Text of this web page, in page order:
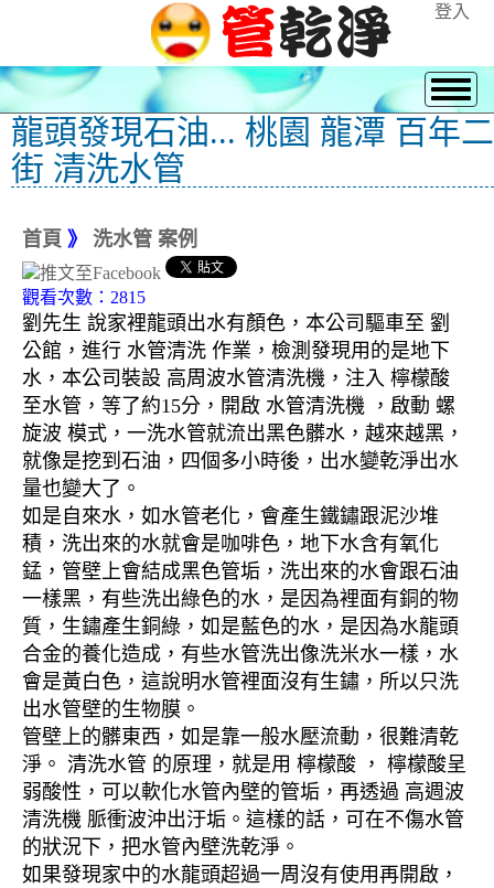
登入
龍頭發現石油... 桃園 龍潭 百年二
街 清洗水管
首頁 》 洗水管 案例
觀看次數：2815
劉先生 說家裡龍頭出水有顏色，本公司驅車至 劉
公館，進行 水管清洗 作業，檢測發現用的是地下
水，本公司裝設 高周波水管清洗機，注入 檸檬酸
至水管，等了約15分，開啟 水管清洗機 ，啟動 螺
旋波 模式，一洗水管就流出黑色髒水，越來越黑，
就像是挖到石油，四個多小時後，出水變乾淨出水
量也變大了。
如是自來水，如水管老化，會產生鐵鏽跟泥沙堆
積，洗出來的水就會是咖啡色，地下水含有氧化
錳，管壁上會結成黑色管垢，洗出來的水會跟石油
一樣黑，有些洗出綠色的水，是因為裡面有銅的物
質，生鏽產生銅綠，如是藍色的水，是因為水龍頭
合金的養化造成，有些水管洗出像洗米水一樣，水
會是黃白色，這說明水管裡面沒有生鏽，所以只洗
出水管壁的生物膜。
管壁上的髒東西，如是靠一般水壓流動，很難清乾
淨。 清洗水管 的原理，就是用 檸檬酸 ， 檸檬酸呈
弱酸性，可以軟化水管內壁的管垢，再透過 高週波
清洗機 脈衝波沖出汙垢。這樣的話，可在不傷水管
的狀況下，把水管內壁洗乾淨。
如果發現家中的水龍頭超過一周沒有使用再開啟，